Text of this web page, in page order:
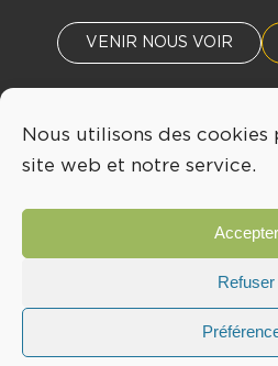
Nous utilisons des
site web et notre service.
Accepter
Refuser
VENIR NOUS VOIR
ACTUALITÉS